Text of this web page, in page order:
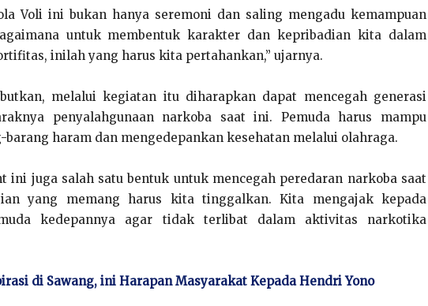
Voli ini bukan hanya seremoni dan saling mengadu kemampuan
untuk membentuk karakter dan kepribadian kita dalam
inilah yang harus kita pertahankan,” ujarnya.
melalui kegiatan itu diharapkan dapat mencegah generasi
penyalahgunaan narkoba saat ini. Pemuda harus mampu
haram dan mengedepankan kesehatan melalui olahraga.
ini juga salah satu bentuk untuk mencegah peredaran narkoba saat
yang memang harus kita tinggalkan. Kita mengajak kepada
kedepannya agar tidak terlibat dalam aktivitas narkotika
di Sawang, ini Harapan Masyarakat Kepada Hendri Yono